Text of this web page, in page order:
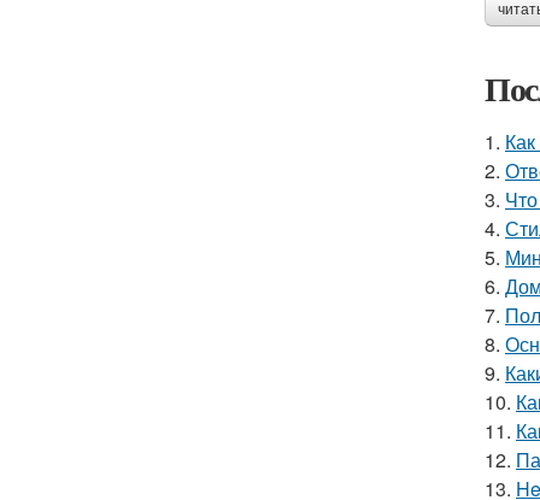
1.
2.
3.
4.
5.
6.
7.
8.
9.
10.
11.
12.
13.